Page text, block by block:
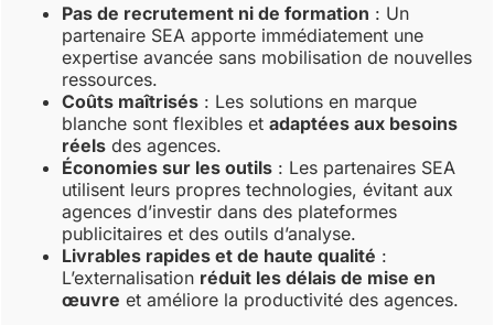
Pas de recrutement ni de formation : Un
partenaire SEA apporte immédiatement une
expertise avancée sans mobilisation de nouvelles
ressources.
Coûts maîtrisés : Les solutions en marque
blanche sont flexibles etadaptées aux besoins
réels des agences.
Économies sur les outils : Les partenaires SEA
utilisent leurs propres technologies, évitant aux
agences d’investir dans des plateformes
publicitaires et des outils d’analyse.
Livrables rapides et de haute qualité :
L’externalisation réduit les délais de mise en
œuvre et améliore la productivité des agences.